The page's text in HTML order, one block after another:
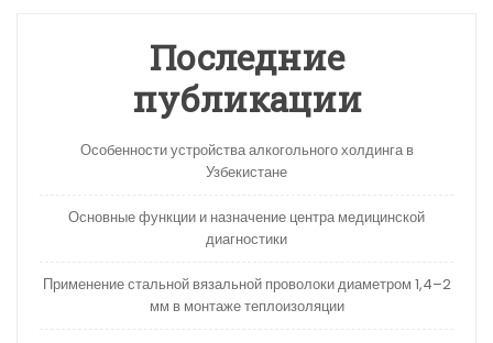
s
ni
ki
Последние
публикации
Особенности устройства алкогольного холдинга в
Узбекистане
Основные функции и назначение центра медицинской
диагностики
Применение стальной вязальной проволоки диаметром 1,4–2
мм в монтаже теплоизоляции